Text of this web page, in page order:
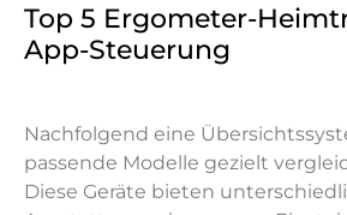
Top 5 Ergometer-
App-Steuerung
Nachfolgend eine
passende Modelle gezielt
Diese Geräte bieten